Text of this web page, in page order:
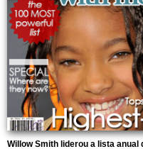
Willow Smith liderou a lista anual